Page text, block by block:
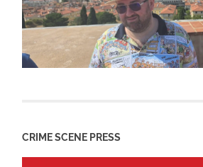
CRIME SCENE PRESS